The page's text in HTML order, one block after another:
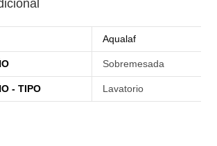
Aqualaf
Sobremesada
- TIPO Lavatorio